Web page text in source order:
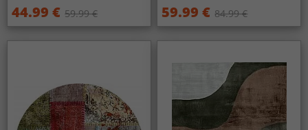
44.99 € 59.99 € 59.99 € 84.99 €